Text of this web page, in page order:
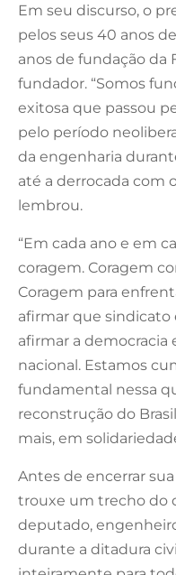
Em seu discurso, o
pelos seus 40 anos
anos de fundação da
fundador. “Somos
exitosa que passou
pelo período
da engenharia
até a derrocada com
lembrou.
“Em cada ano e em
coragem. Coragem
Coragem para
afirmar que sindicato
afirmar a democracia
nacional. Estamos
fundamental nessa
reconstrução do
mais, em
Antes de encerrar
trouxe um trecho do
deputado,
durante a ditadura